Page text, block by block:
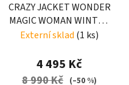
CRAZY JACKET WONDER
MAGIC WOMAN WINTER
GARDEN
Externí sklad (1 ks)
4 495 Kč
8 990 Kč (–50 %)